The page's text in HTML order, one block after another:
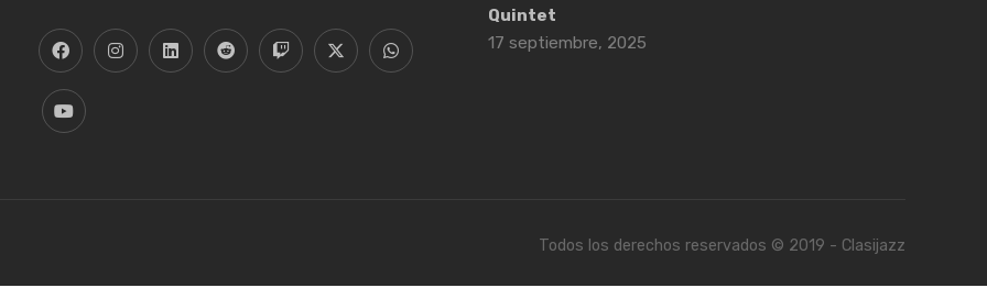
Quintet
17 septiembre, 2025
Todos los derechos reservados © 2019 - Clasijazz